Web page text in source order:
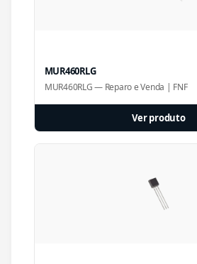
MUR460RLG
MUR460RLG — Reparo e Venda | FNF
Ver produto